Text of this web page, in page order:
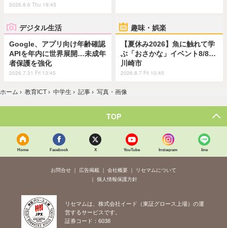
2026.8.6 Thu 19:45
デジタル生活
Google、アプリ向け年齢確認
APIを年内に世界展開…未成年
者保護を強化
2026.7.31 Fri 13:45
趣味・娯楽
【夏休み2026】魚に触れて学
ぶ「おさかな」イベント8/8…
川崎市
2026.8.7 Fri 10:45
ホーム › 教育ICT › 中学生 › 記事 › 写真・画像
TOP
Home Facebook X YouTube Instagram line
お問合せ 広告掲載 会社概要
リセマムについて
個人情報保護方針
リセマムは、株式会社イード（東証グロース上場）の運
営するサービスです。
証券コード：6038